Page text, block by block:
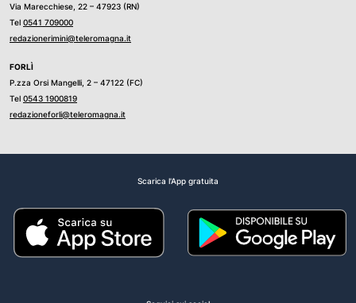
Via Marecchiese, 22 – 47923 (RN)
Tel 0541 709000
redazionerimini@teleromagna.it
FORLÌ
P.zza Orsi Mangelli, 2 – 47122 (FC)
Tel 0543 1900819
redazioneforli@teleromagna.it
Scarica l'App gratuita